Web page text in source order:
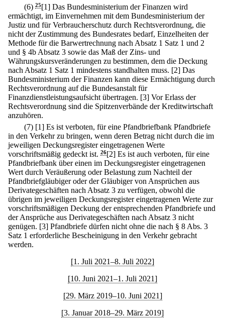
(6) 25[1] Das Bundesministerium der Finanzen wird
ermächtigt, im Einvernehmen mit dem Bundesministerium der
Justiz und für Verbraucherschutz durch Rechtsverordnung, die
nicht der Zustimmung des Bundesrates bedarf, Einzelheiten der
Methode für die Barwertrechnung nach Absatz 1 Satz 1 und 2
und § 4b Absatz 3 sowie das Maß der Zins- und
Währungskursveränderungen zu bestimmen, dem die Deckung
nach Absatz 1 Satz 1 mindestens standhalten muss. [2] Das
Bundesministerium der Finanzen kann diese Ermächtigung durch
Rechtsverordnung auf die Bundesanstalt für
Finanzdienstleistungsaufsicht übertragen. [3] Vor Erlass der
Rechtsverordnung sind die Spitzenverbände der Kreditwirtschaft
anzuhören.
(7) [1] Es ist verboten, für eine Pfandbriefbank Pfandbriefe
in den Verkehr zu bringen, wenn deren Betrag nicht durch die im
jeweiligen Deckungsregister eingetragenen Werte
vorschriftsmäßig gedeckt ist. 26[2] Es ist auch verboten, für eine
Pfandbriefbank über einen im Deckungsregister eingetragenen
Wert durch Veräußerung oder Belastung zum Nachteil der
Pfandbriefgläubiger oder der Gläubiger von Ansprüchen aus
Derivategeschäften nach Absatz 3 zu verfügen, obwohl die
übrigen im jeweiligen Deckungsregister eingetragenen Werte zur
vorschriftsmäßigen Deckung der entsprechenden Pfandbriefe und
der Ansprüche aus Derivategeschäften nach Absatz 3 nicht
genügen. [3] Pfandbriefe dürfen nicht ohne die nach § 8 Abs. 3
Satz 1 erforderliche Bescheinigung in den Verkehr gebracht
werden.
[1. Juli 2021–8. Juli 2022]
[10. Juni 2021–1. Juli 2021]
[29. März 2019–10. Juni 2021]
[3. Januar 2018–29. März 2019]